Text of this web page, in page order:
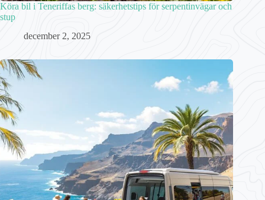
Köra bil i Teneriffas berg: säkerhetstips för serpentinvägar och
stup
december 2, 2025